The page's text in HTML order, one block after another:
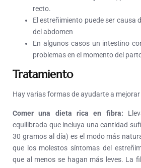
recto.
El estreñimiento puede ser causa
del abdomen
En algunos casos un intestino
problemas en el momento del
Tratamiento
Hay varias formas de ayudarte a
Comer una dieta rica en fibra:
equilibrada que incluya una cantidad
30 gramos al día) es el modo más
que los molestos síntomas del
que al menos se hagan más leves. La